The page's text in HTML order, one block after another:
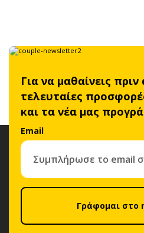
Για να μαθαίνεις
τελευταίες
και τα νέα μας
Email
Γράφομαι στο